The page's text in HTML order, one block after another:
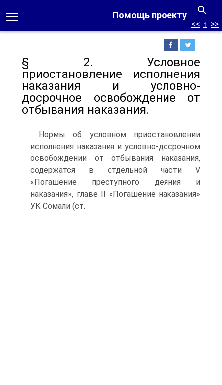
Помощь проекту
<< ↑ >>
§ 2. Условное
приостановление исполнения
наказания и условно-
досрочное освобождение от
отбывания наказания.
Нормы об условном приостановлении
исполнения наказания и условно-досрочном
освобождении от отбывания наказания,
содержатся в отдельной части V
«Погашение преступного деяния и
наказания», главе II «Погашение наказания»
УК Сомали (ст.